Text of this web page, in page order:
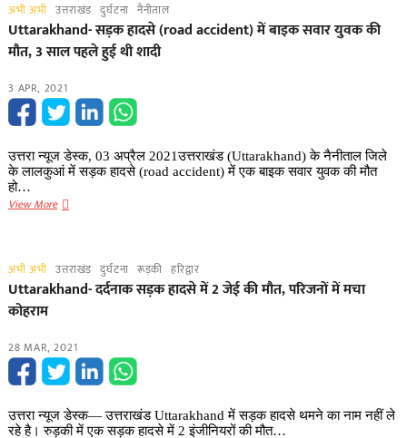
जा
रही
केएमओयू
दुर्घटनाग्रस्त
(KMOU
bus
crashed),
पढ़ें
पूरी
खबर
अभी अभी उत्तराखंड दुर्घटना नैनीताल
Uttarakhand- सड़क हादसे (road accident) में बाइक सवार युवक की
मौत, 3 साल पहले हुई थी शादी
3 APR, 2021
उत्तरा न्यूज डेस्क, 03 अप्रैल 2021उत्तराखंड (Uttarakhand) के नैनीताल जिले
के लालकुआं में सड़क हादसे (road accident) में एक बाइक सवार युवक की मौत
हो…
View MoreUttarakhand-
accident)
में
युवक
की
मौत,
साल
अभी अभी उत्तराखंड दुर्घटना रूड़की हरिद्वार
Uttarakhand- दर्दनाक सड़क हादसे में 2 जेई की मौत, परिजनों में मचा
कोहराम
28 MAR, 2021
उत्तरा न्यूज डेस्क— उत्तराखंड Uttarakhand में सड़क हादसे थमने का नाम नहीं ले
रहे है। रुड़की में एक सड़क हादसे में 2 इंजीनियरों की मौत…